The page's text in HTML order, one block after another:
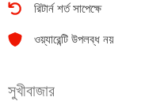
রিটার্ন শর্ত সাপেক্ষে
ওয়্যারেন্টি উপলব্ধ নয়
সুখীবাজার